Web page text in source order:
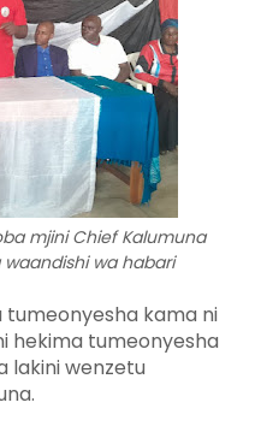
mjini Chief Kalumuna
wa habari
tumeonyesha kama ni
hekima tumeonyesha
lakini wenzetu